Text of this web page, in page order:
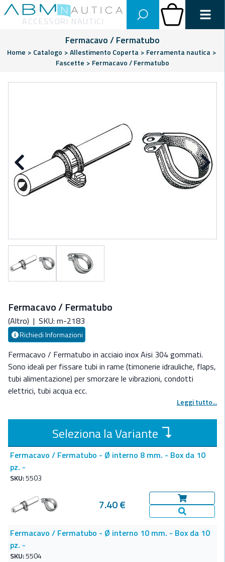
Abm Nautica
ACCESSORI NAUTICI
Carrello
Fermacavo / Fermatubo
Home > Catalogo >Allestimento Coperta > Ferramenta nautica >
Fascette > Fermacavo / Fermatubo
Precedente
Fermacavo / Fermatubo
(Altro) | SKU: m-2183
Richiedi Informazioni
Fermacavo / Fermatubo in acciaio inox Aisi 304 gommati.
Sono ideali per fissare tubi in rame (timonerie idrauliche, flaps,
tubi alimentazione) per smorzare le vibrazioni, condotti
elettrici, tubi acqua ecc.
Leggi tutto...
Seleziona la Variante ↴
Fermacavo / Fermatubo - Ø interno 8 mm. - Box da 10
pz. -
SKU:5503
7.40 €
Aggiungi al
Vedi Dettagli
Fermacavo / Fermatubo - Ø interno 10 mm. - Box da 10
pz. -
SKU:5504